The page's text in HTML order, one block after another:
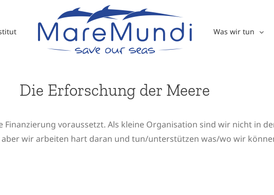
Was wir tun
Die Erforschung der Meere
Finanzierung voraussetzt. Als kleine Organisation sind wir nicht in
aber wir arbeiten hart daran und tun/unterstützen was/wo wir